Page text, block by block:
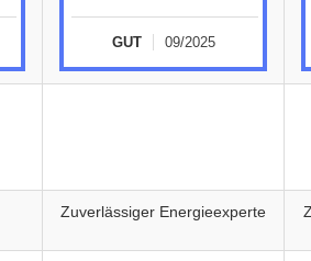
GUT 09/2025
Zuverlässiger Energieexperte